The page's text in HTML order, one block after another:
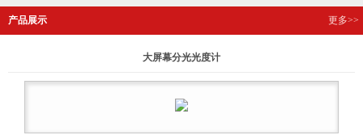
产品展示 更多>>
大屏幕分光光度计